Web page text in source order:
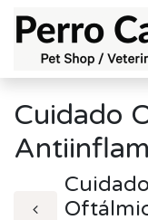
Cuidado
Cuidado